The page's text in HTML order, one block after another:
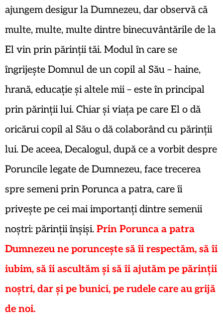
ajungem desigur la Dumnezeu, dar observă că
multe, multe, multe dintre binecuvântările de la
El vin prin părinții tăi. Modul în care se
îngrijește Domnul de un copil al Său – haine,
hrană, educație și altele mii – este în principal
prin părinții lui. Chiar și viața pe care El o dă
oricărui copil al Său o dă colaborând cu părinții
lui. De aceea, Decalogul, după ce a vorbit despre
Poruncile legate de Dumnezeu, face trecerea
spre semeni prin Porunca a patra, care îi
privește pe cei mai importanți dintre semenii
noștri: părinții înșiși. Prin Porunca a patra
Dumnezeu ne poruncește să îi respectăm, să îi
iubim, să îi ascultăm și să îi ajutăm pe părinții
noștri, dar și pe bunici, pe rudele care au grijă
de noi.